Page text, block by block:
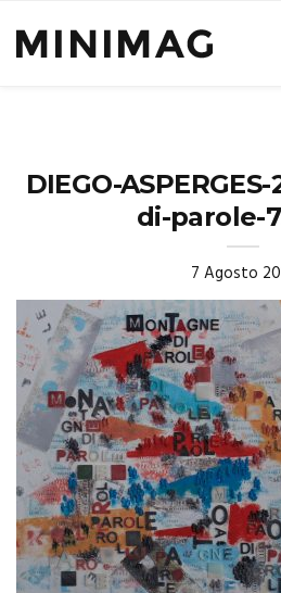
DIEGO-
di-parole-
7 Agosto